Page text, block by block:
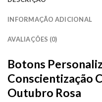
INFORMAÇÃO ADICIONAL
AVALIAÇÕES (0)
Botons
Conscientização
Outubro Rosa